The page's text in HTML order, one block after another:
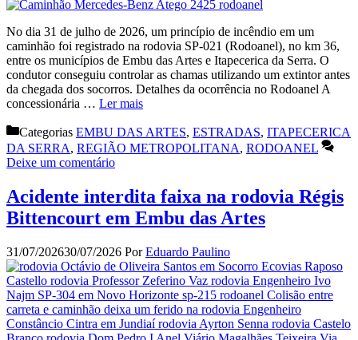
No dia 31 de julho de 2026, um princípio de incêndio em um
caminhão foi registrado na rodovia SP-021 (Rodoanel), no km 36,
entre os municípios de Embu das Artes e Itapecerica da Serra. O
condutor conseguiu controlar as chamas utilizando um extintor antes
da chegada dos socorros. Detalhes da ocorrência no Rodoanel A
concessionária … Ler mais
Categorias EMBU DAS ARTES, ESTRADAS, ITAPECERICA
DA SERRA, REGIÃO METROPOLITANA, RODOANEL
Deixe um comentário
Acidente interdita faixa na rodovia Régis
Bittencourt em Embu das Artes
31/07/202630/07/2026 PorEduardo Paulino